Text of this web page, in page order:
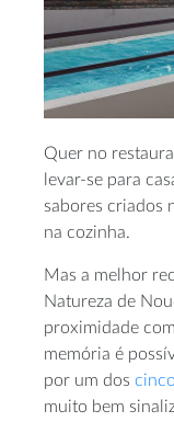
Quer no
levar-se para
sabores criados
na cozinha.
Mas a melhor
Natureza de
proximidade
memória é
por um dos
muito bem